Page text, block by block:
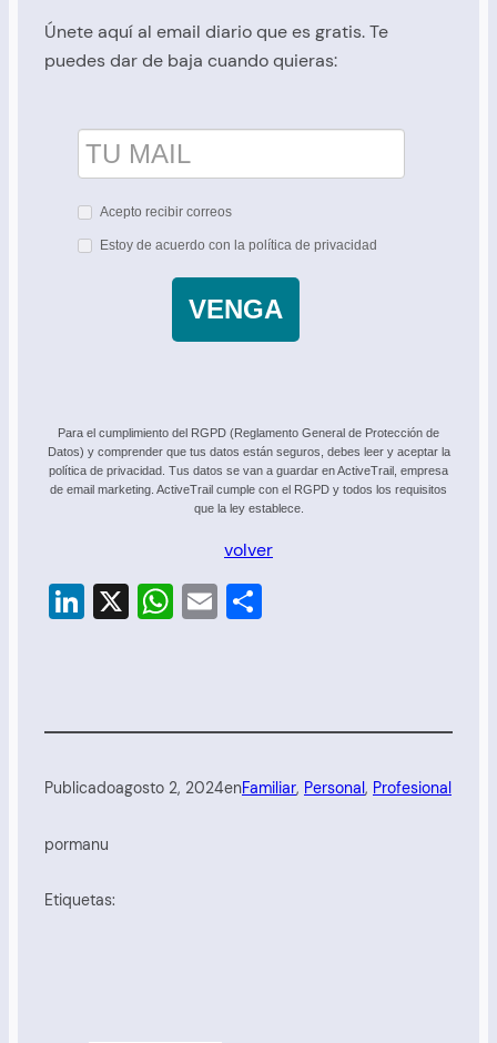
Únete aquí al email diario que es gratis. Te
puedes dar de baja cuando quieras:
Acepto recibir correos
Estoy de acuerdo con la política de privacidad
VENGA
Para el cumplimiento del RGPD (Reglamento General de Protección de
Datos) y comprender que tus datos están seguros, debes leer y aceptar la
política de privacidad. Tus datos se van a guardar en ActiveTrail, empresa
de email marketing. ActiveTrail cumple con el RGPD y todos los requisitos
que la ley establece.
volver
LinkedIn
X WhatsApp
Email
Publicadoagosto 2, 2024enFamiliar, Personal, Profesional
pormanu
Etiquetas: